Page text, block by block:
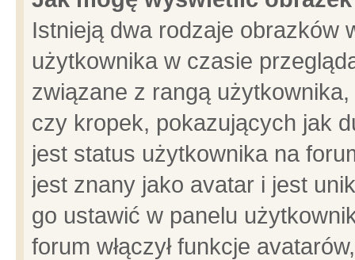
Istnieją dwa rodzaje obrazków
użytkownika w czasie
związane z rangą
czy kropek, pokazujących jak
jest status użytkownika na
jest znany jako avatar i jest
go ustawić w panelu
forum włączył funkcje